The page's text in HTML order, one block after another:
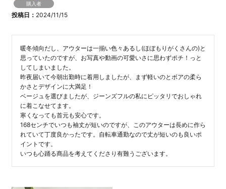
購入者
投稿日 2024/11/15
暖冬傾向だし、アウターは一揃い色々あるし(ほぼもりがくさんの)と
思っていたのですが、お写真や動画の可愛いさに思わずポチ！っと
してしまいました。
昨夜届いて今朝出勤時に着用しましたが、まず軽いのとボアの柔ら
かさとデザインに大満足！
ベージュを選びましたが、ジーンズフルの私にピッタリでおしゃれ
に着こなせてます。
寒くなっても首元も安心です。
168センチでいつも袖丈が短いのですが、このアウターは長めに作ら
れていて丁度良かったです。自転車通勤なので丈が短いのも良いポ
イントです。
いつも心踊る商品を考えてくださり有難うございます。